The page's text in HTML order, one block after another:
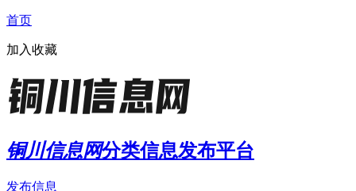
首页
加入收藏
铜川信息网分类信息发布平台
发布信息